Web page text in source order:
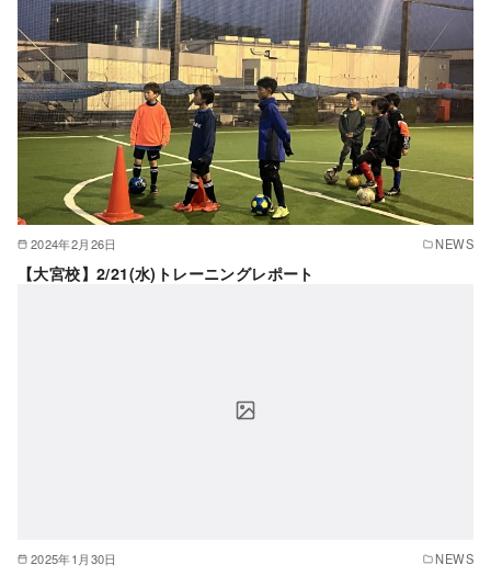
2024年2月26日 NEWS
【大宮校】2/21(水)トレーニングレポート
2025年1月30日 NEWS